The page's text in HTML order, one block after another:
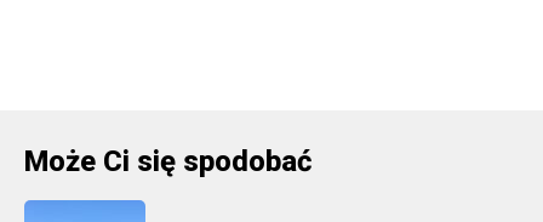
Może Ci się spodobać